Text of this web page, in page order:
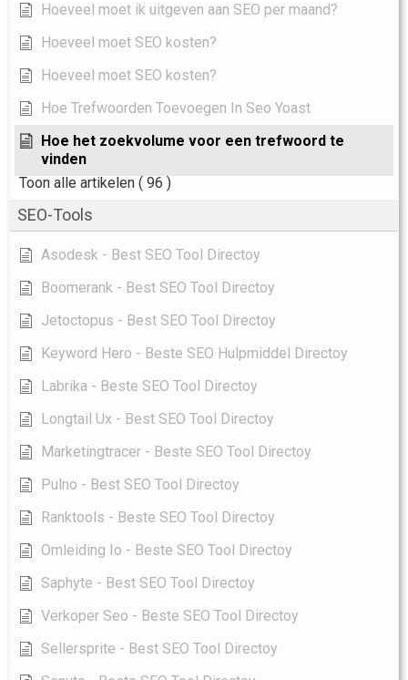
Hoeveel moet ik uitgeven aan SEO per maand?
Hoeveel moet SEO kosten?
Hoeveel moet SEO kosten?
Hoe Trefwoorden Toevoegen In Seo Yoast
Hoe het zoekvolume voor een trefwoord te
vinden
Toon alle artikelen ( 96 )
SEO-Tools
Asodesk - Best SEO Tool Directoy
Boomerank - Best SEO Tool Directoy
Jetoctopus - Best SEO Tool Directoy
Keyword Hero - Beste SEO Hulpmiddel Directoy
Labrika - Beste SEO Tool Directoy
Longtail Ux - Best SEO Tool Directoy
Marketingtracer - Beste SEO Tool Directoy
Pulno - Best SEO Tool Directoy
Ranktools - Beste SEO Tool Directoy
Omleiding Io - Beste SEO Tool Directoy
Saphyte - Best SEO Tool Directoy
Verkoper Seo - Beste SEO Tool Directoy
Sellersprite - Best SEO Tool Directoy